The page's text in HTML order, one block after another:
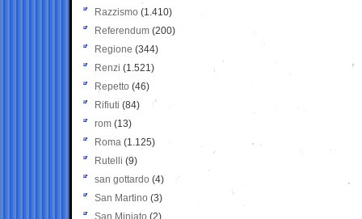
Razzismo (1.410)
Referendum (200)
Regione (344)
Renzi (1.521)
Repetto (46)
Rifiuti (84)
rom (13)
Roma (1.125)
Rutelli (9)
san gottardo (4)
San Martino (3)
San Miniato (2)